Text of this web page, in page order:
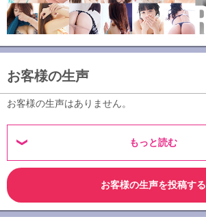
お客様の生声
お客様の生声はありません。
もっと読む
お客様の生声を投稿する